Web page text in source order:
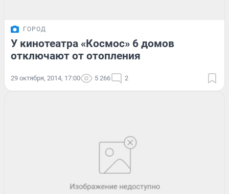
ГОРОД
У кинотеатра «Космос» 6 домов
отключают от отопления
29 октября, 2014, 17:00 5 266 2